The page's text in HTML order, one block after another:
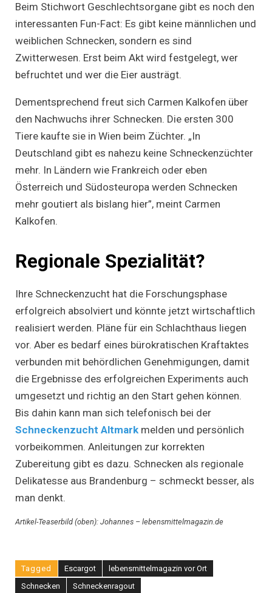
Beim Stichwort Geschlechtsorgane gibt es noch den
interessanten Fun-Fact: Es gibt keine männlichen und
weiblichen Schnecken, sondern es sind
Zwitterwesen. Erst beim Akt wird festgelegt, wer
befruchtet und wer die Eier austrägt.
Dementsprechend freut sich Carmen Kalkofen über
den Nachwuchs ihrer Schnecken. Die ersten 300
Tiere kaufte sie in Wien beim Züchter. „In
Deutschland gibt es nahezu keine Schneckenzüchter
mehr. In Ländern wie Frankreich oder eben
Österreich und Südosteuropa werden Schnecken
mehr goutiert als bislang hier”, meint Carmen
Kalkofen.
Regionale Spezialität?
Ihre Schneckenzucht hat die Forschungsphase
erfolgreich absolviert und könnte jetzt wirtschaftlich
realisiert werden. Pläne für ein Schlachthaus liegen
vor. Aber es bedarf eines bürokratischen Kraftaktes
verbunden mit behördlichen Genehmigungen, damit
die Ergebnisse des erfolgreichen Experiments auch
umgesetzt und richtig an den Start gehen können.
Bis dahin kann man sich telefonisch bei der
Schneckenzucht Altmark melden und persönlich
vorbeikommen. Anleitungen zur korrekten
Zubereitung gibt es dazu. Schnecken als regionale
Delikatesse aus Brandenburg – schmeckt besser, als
man denkt.
Artikel-Teaserbild (oben): Johannes – lebensmittelmagazin.de
Tagged Escargot
lebensmittelmagazin vor Ort
Schnecken
Schneckenragout